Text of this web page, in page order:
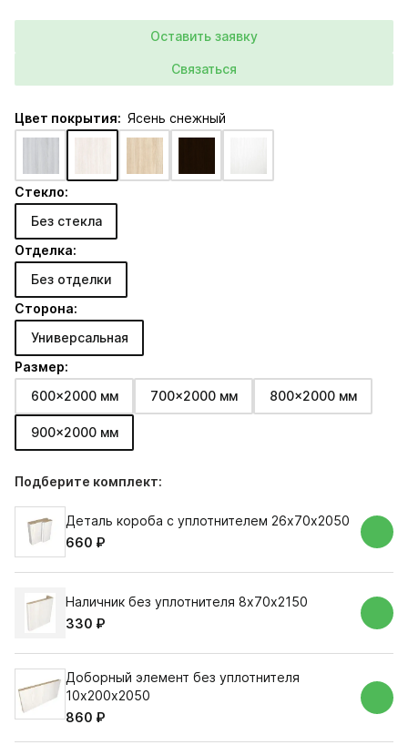
Оставить заявку
Связаться
Цвет покрытия: Ясень снежный
Стекло:
Без стекла
Отделка:
Без отделки
Сторона:
Универсальная
Размер:
600x2000 мм
700x2000 мм 800x2000 мм
900x2000 мм
Подберите комплект:
Деталь короба с уплотнителем 26х70х2050
660 ₽
Наличник без уплотнителя 8х70х2150
330 ₽
Доборный элемент без уплотнителя
10х200х2050
860 ₽